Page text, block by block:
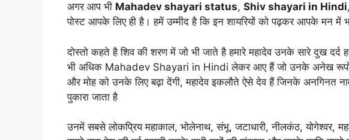
अगर आप भी Mahadev shayari status, Shiv shayari in Hindi
पोस्ट आपके लिए ही है। हमें उम्मीद है कि इन शायरियों को पढ़कर आपके मन में
दोस्तो कहते है शिव की शरण में जो भी जाते है हमारे महादेव उनके सारे दुख
भी अधिक Mahadev Shayari in Hindi लेकर आए हैं जो उनके अनेख रूपों
और मोह को उनके लिए बढ़ा देंगी, महादेव इकलौते ऐसे देव हैं जिनके अनगिनत
पुकारा जाता है
उनमें सबसे लोकप्रिय महाकाल, भोलेनाथ, संभू, जटाधारी, नीलकंठ, योगेश्वर,